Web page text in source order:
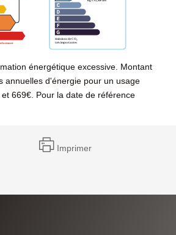
énergétique excessive. Montant
annuelles d'énergie pour un usage
669€. Pour la date de référence
Imprimer